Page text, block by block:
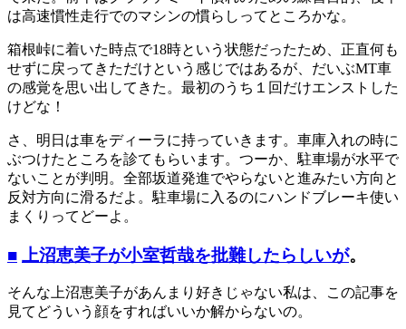
は高速慣性走行でのマシンの慣らしってところかな。
箱根峠に着いた時点で18時という状態だったため、正直何も
せずに戻ってきただけという感じではあるが、だいぶMT車
の感覚を思い出してきた。最初のうち１回だけエンストした
けどな！
さ、明日は車をディーラに持っていきます。車庫入れの時に
ぶつけたところを診てもらいます。つーか、駐車場が水平で
ないことが判明。全部坂道発進でやらないと進みたい方向と
反対方向に滑るだよ。駐車場に入るのにハンドブレーキ使い
まくりってどーよ。
■ 上沼恵美子が小室哲哉を批難したらしいが。
そんな上沼恵美子があんまり好きじゃない私は、この記事を
見てどういう顔をすればいいか解からないの。